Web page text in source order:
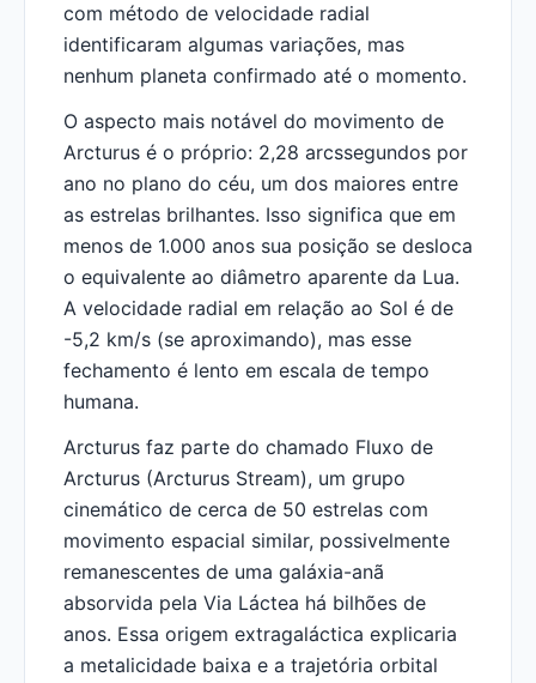
com método de velocidade radial
identificaram algumas variações, mas
nenhum planeta confirmado até o momento.
O aspecto mais notável do movimento de
Arcturus é o próprio: 2,28 arcssegundos por
ano no plano do céu, um dos maiores entre
as estrelas brilhantes. Isso significa que em
menos de 1.000 anos sua posição se desloca
o equivalente ao diâmetro aparente da Lua.
A velocidade radial em relação ao Sol é de
-5,2 km/s (se aproximando), mas esse
fechamento é lento em escala de tempo
humana.
Arcturus faz parte do chamado Fluxo de
Arcturus (Arcturus Stream), um grupo
cinemático de cerca de 50 estrelas com
movimento espacial similar, possivelmente
remanescentes de uma galáxia-anã
absorvida pela Via Láctea há bilhões de
anos. Essa origem extragaláctica explicaria
a metalicidade baixa e a trajetória orbital